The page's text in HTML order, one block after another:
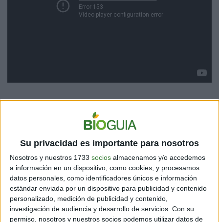
Su privacidad es importante para nosotros
Nosotros y nuestros 1733 socios almacenamos y/o accedemos
a información en un dispositivo, como cookies, y procesamos
datos personales, como identificadores únicos e información
estándar enviada por un dispositivo para publicidad y contenido
personalizado, medición de publicidad y contenido,
investigación de audiencia y desarrollo de servicios. Con su
permiso, nosotros y nuestros socios podemos utilizar datos de
Una investigación publicada el pasado mes de enero en
la revista especializadaJournal of the American
College of Cardiology
planteó que existía una
entre las horas de sueño y la arteriosclerosis
clínica.
Los expertos, liderados por el Dr. Fernando Domínguez
del
Centro Nacional de Investigaciones
Cardiovasculares Carlos III(España) encontraron que